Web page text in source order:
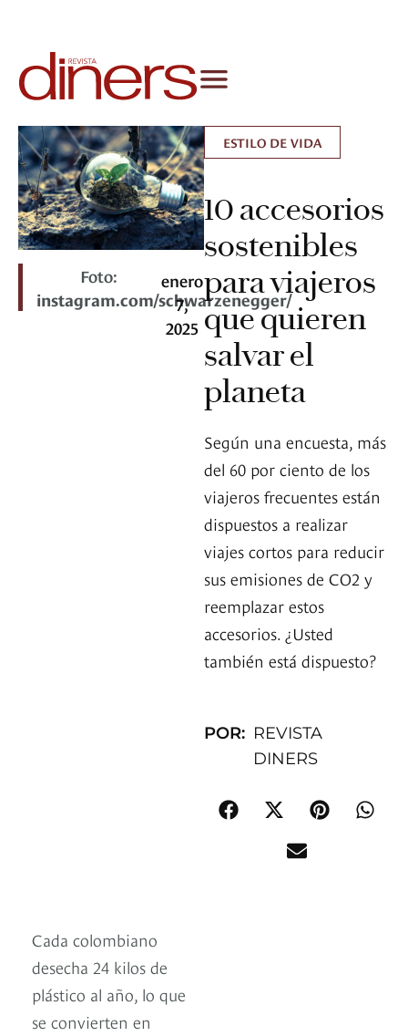
Foto:
instagram.com/schwarzenegger/
enero
7,
2025
ESTILO DE VIDA
10 accesorios
sostenibles
para viajeros
que quieren
salvar el
planeta
Según una encuesta, más
del 60 por ciento de los
viajeros frecuentes están
dispuestos a realizar
viajes cortos para reducir
sus emisiones de CO2 y
reemplazar estos
accesorios. ¿Usted
también está dispuesto?
POR: REVISTA
DINERS
Cada colombiano
desecha 24 kilos de
plástico al año, lo que
se convierten en